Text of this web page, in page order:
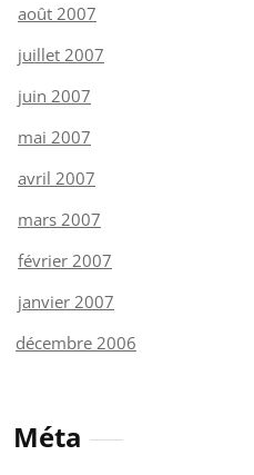
août 2007
juillet 2007
juin 2007
mai 2007
avril 2007
mars 2007
février 2007
janvier 2007
décembre 2006
Méta